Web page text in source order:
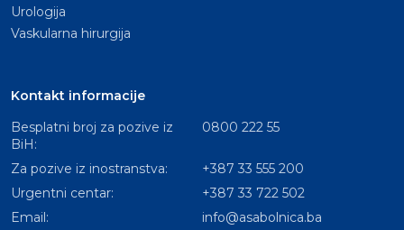
Urologija
Vaskularna hirurgija
Kontakt informacije
Besplatni broj za pozive iz
BiH:
0800 222 55
Za pozive iz inostranstva:
+387 33 555 200
Urgentni centar:
+387 33 722 502
Email:
info@asabolnica.ba